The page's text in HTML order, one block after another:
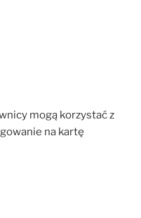
mogą korzystać z
na kartę